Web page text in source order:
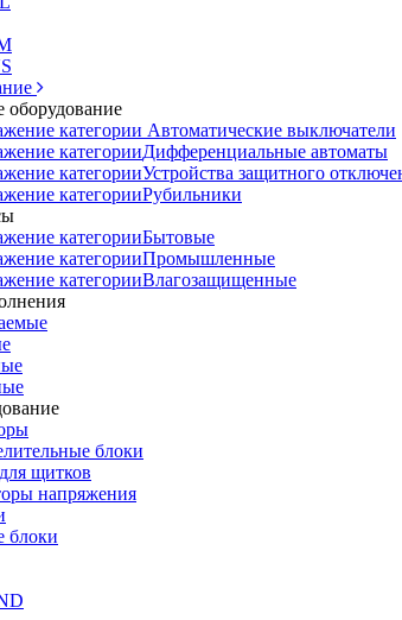
оборудование
Автоматические выключатели
Дифференциальные автоматы
Устройства защитного
Рубильники
Бытовые
Промышленные
Влагозащищенные
блоки
щитков
напряжения
блоки